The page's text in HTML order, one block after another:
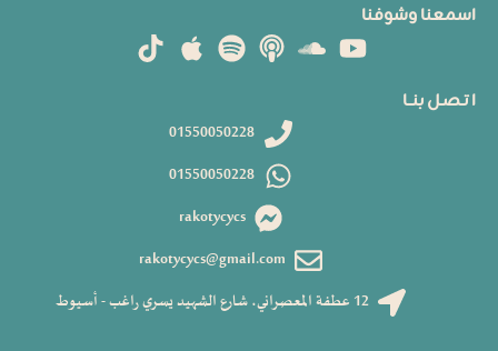
ا تـصـل بنــا
01550050228
01550050228
rakotycycs
rakotycycs@gmail.com
12 عطفة المعصراني، شارع الشهيد يسري راغب - أسيوط
اسمعنا وشوفنا